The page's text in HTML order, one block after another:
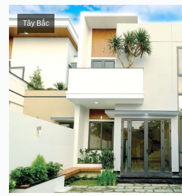
Tây Bắc